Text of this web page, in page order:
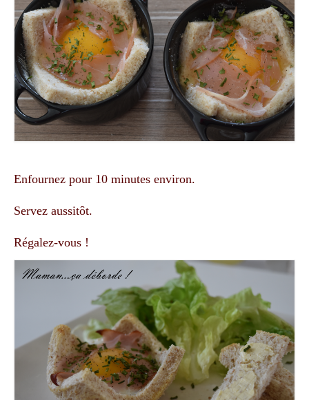
Enfournez pour 10 minutes environ.
Servez aussitôt.
Régalez-vous !